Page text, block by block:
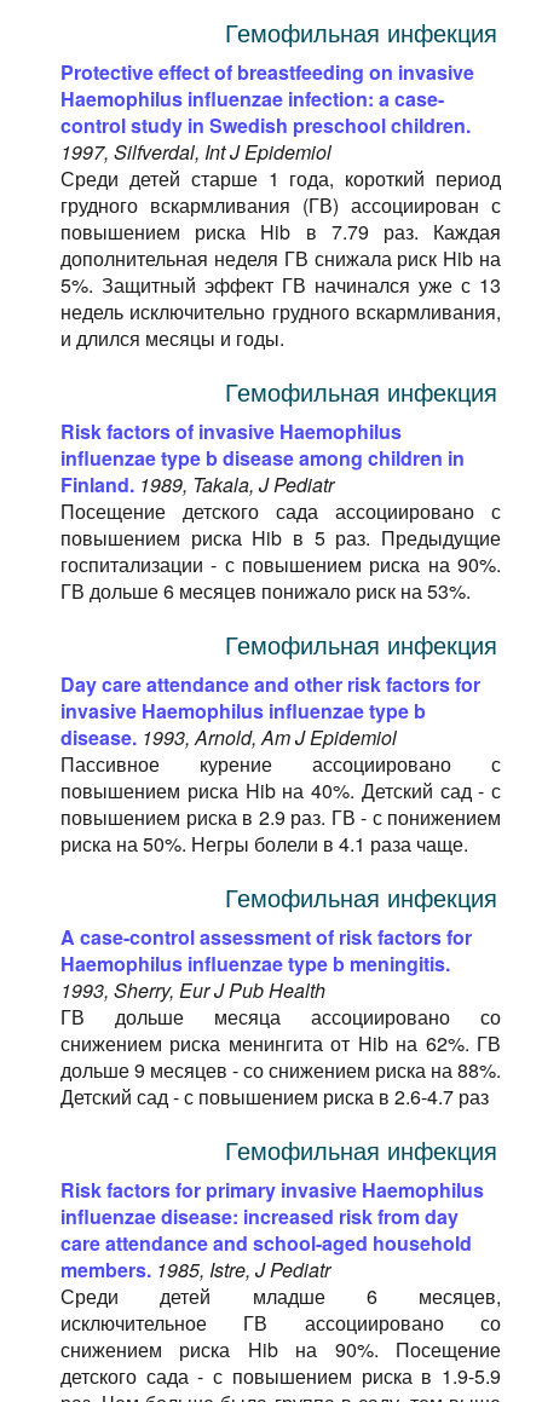
Гемофильная инфекция
Protective effect of breastfeeding on invasive
Haemophilus influenzae infection: a case-
control study in Swedish preschool children.
1997, Silfverdal, Int J Epidemiol
Среди детей старше 1 года, короткий период
грудного вскармливания (ГВ) ассоциирован с
повышением риска Hib в 7.79 раз. Каждая
дополнительная неделя ГВ снижала риск Hib на
5%. Защитный эффект ГВ начинался уже с 13
недель исключительно грудного вскармливания,
и длился месяцы и годы.
Гемофильная инфекция
Risk factors of invasive Haemophilus
influenzae type b disease among children in
Finland. 1989, Takala, J Pediatr
Посещение детского сада ассоциировано с
повышением риска Hib в 5 раз. Предыдущие
госпитализации - с повышением риска на 90%.
ГВ дольше 6 месяцев понижало риск на 53%.
Гемофильная инфекция
Day care attendance and other risk factors for
invasive Haemophilus influenzae type b
disease. 1993, Arnold, Am J Epidemiol
Пассивное курение ассоциировано с
повышением риска Hib на 40%. Детский сад - с
повышением риска в 2.9 раз. ГВ - с понижением
риска на 50%. Негры болели в 4.1 раза чаще.
Гемофильная инфекция
A case-control assessment of risk factors for
Haemophilus influenzae type b meningitis.
1993, Sherry, Eur J Pub Health
ГВ дольше месяца ассоциировано со
снижением риска менингита от Hib на 62%. ГВ
дольше 9 месяцев - со снижением риска на 88%.
Детский сад - с повышением риска в 2.6-4.7 раз
Гемофильная инфекция
Risk factors for primary invasive Haemophilus
influenzae disease: increased risk from day
care attendance and school-aged household
members. 1985, Istre, J Pediatr
Среди детей младше 6 месяцев,
исключительное ГВ ассоциировано со
снижением риска Hib на 90%. Посещение
детского сада - с повышением риска в 1.9-5.9